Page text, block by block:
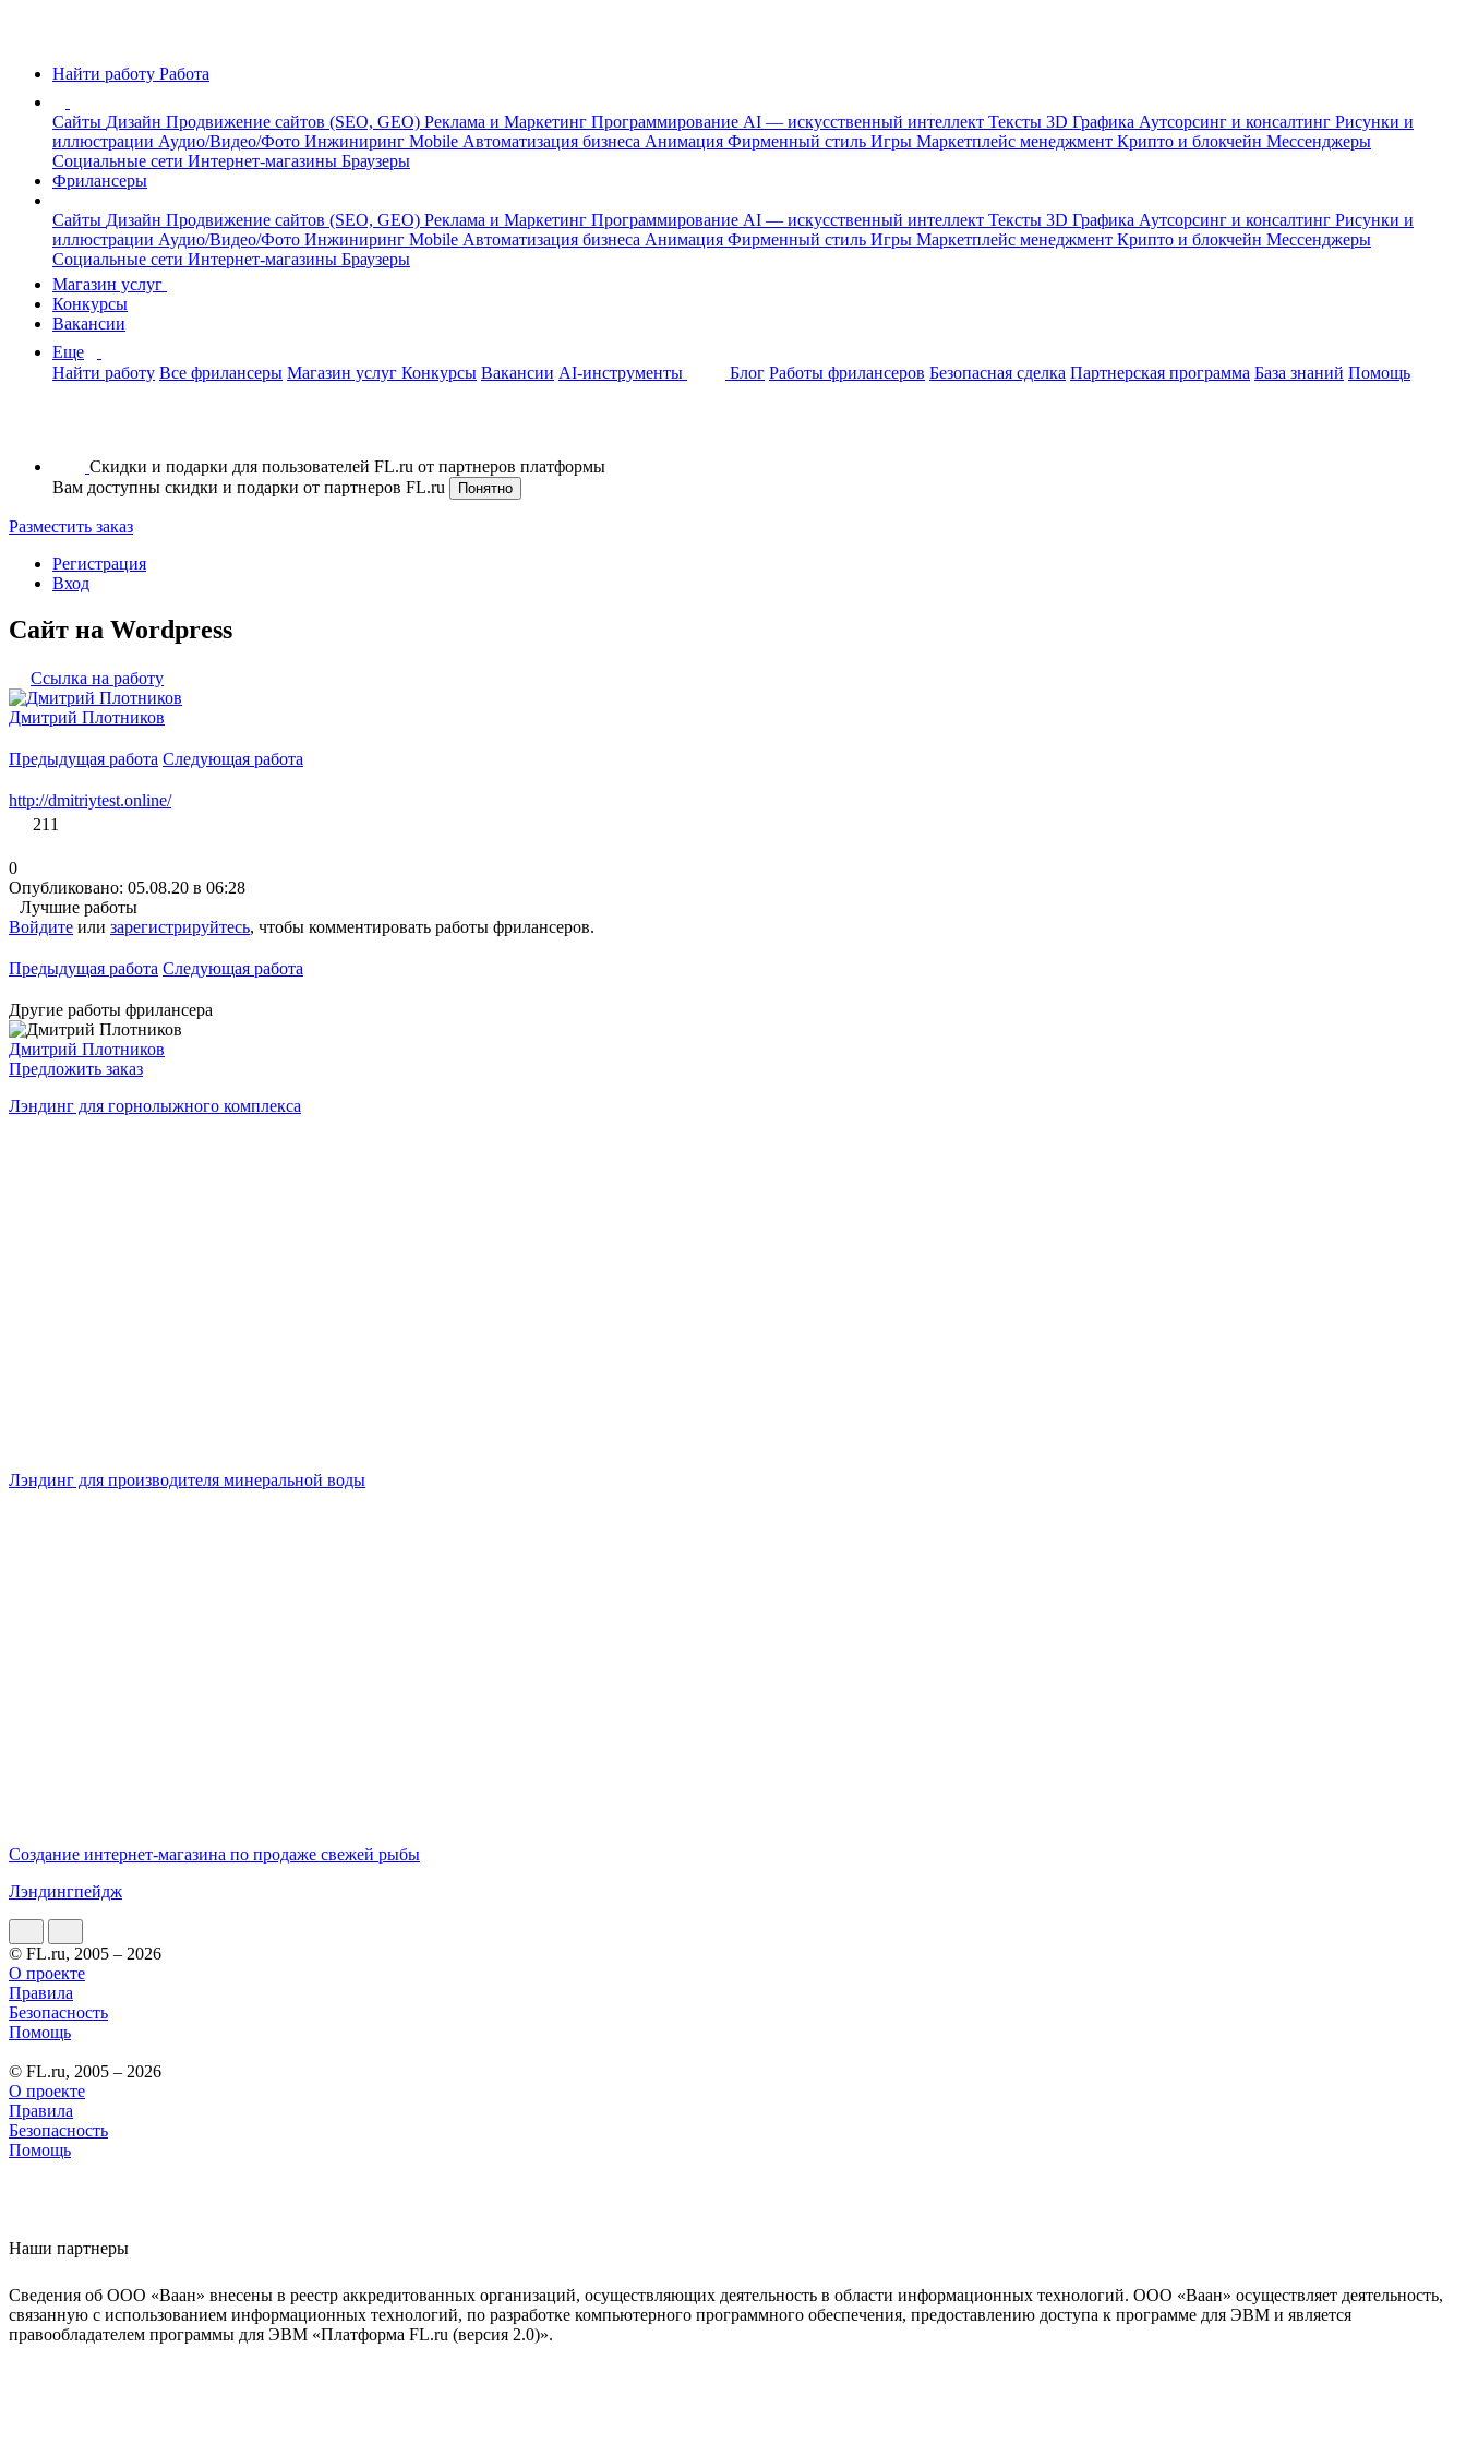
Найти работу Работа
Сайты Дизайн Продвижение сайтов (SEO, GEO) Реклама и Маркетинг Программирование AI — искусственный интеллект Тексты 3D Графика Аутсорсинг и консалтинг Рисунки и
иллюстрации Аудио/Видео/Фото Инжиниринг Mobile Автоматизация бизнеса Анимация Фирменный стиль Игры Маркетплейс менеджмент Крипто и блокчейн Мессенджеры
Социальные сети Интернет-магазины Браузеры
Фрилансеры
Сайты Дизайн Продвижение сайтов (SEO, GEO) Реклама и Маркетинг Программирование AI — искусственный интеллект Тексты 3D Графика Аутсорсинг и консалтинг Рисунки и
иллюстрации Аудио/Видео/Фото Инжиниринг Mobile Автоматизация бизнеса Анимация Фирменный стиль Игры Маркетплейс менеджмент Крипто и блокчейн Мессенджеры
Социальные сети Интернет-магазины Браузеры
Магазин услуг
Конкурсы
Вакансии
Еще
Найти работу Все фрилансеры Магазин услуг Конкурсы Вакансии AI-инструменты Блог Работы фрилансеров Безопасная сделка Партнерская программа База знаний Помощь
Скидки и подарки для пользователей FL.ru от партнеров платформы
Вам доступны скидки и подарки от партнеров FL.ru
Понятно
Разместить заказ
Регистрация
Вход
Сайт на Wordpress
Ссылка на работу
Дмитрий Плотников
Предыдущая работа Следующая работа
http://dmitriytest.online/
211
0
Опубликовано: 05.08.20 в 06:28
Лучшие работы
Войдите или зарегистрируйтесь, чтобы комментировать работы фрилансеров.
Предыдущая работа Следующая работа
Другие работы фрилансера
Дмитрий Плотников
Предложить заказ
Лэндинг для горнолыжного комплекса
Лэндинг для производителя минеральной воды
Создание интернет-магазина по продаже свежей рыбы
Лэндингпейдж
© FL.ru, 2005 – 2026
О проекте
Правила
Безопасность
Помощь
© FL.ru, 2005 – 2026
О проекте
Правила
Безопасность
Помощь
Наши партнеры
Сведения об ООО «Ваан» внесены в реестр аккредитованных организаций, осуществляющих деятельность в области информационных технологий. ООО «Ваан» осуществляет деятельность,
связанную с использованием информационных технологий, по разработке компьютерного программного обеспечения, предоставлению доступа к программе для ЭВМ и является
правообладателем программы для ЭВМ «Платформа FL.ru (версия 2.0)».